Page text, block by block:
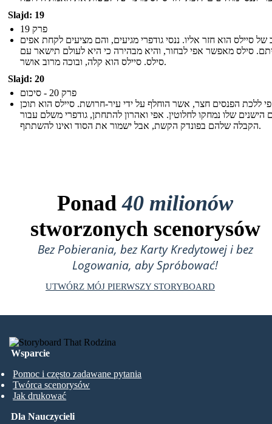
Slajd: 19
פרק 19
של סיילס הוא חזר אליו. ננסי גודפרי מגיעים, והם מציעים לקחת אפים
סילס מאפשר אפי לבחור, והיא מבהירה כי היא לעולם תישאר עם
סילס. סיילס הוא קלה, ובוכה מרוב אושר.
Slajd: 20
פרק 20 - סיכום
ללכת הפנסים חצר, אשר הוחלף על ידי עיר-חרושת. סיילס הוא תוכן
הישנים שלו נמחקו לחלוטין. אפי ואהרון להתחתן, גודפרי משלם עבור
הקבלה שלהם בפונדק הקשת, אבל ישמור את הסוד ואינו להשתתף.
Ponad40 milionów
stworzonych scenorysów
Bez Pobierania, bez Karty Kredytowej i bez
Logowania, aby Spróbować!
UTWÓRZ MÓJ PIERWSZY STORYBOARD
Wsparcie
Pomoc i często zadawane pytania
Twórca scenorysów
Jak drukować
Dla Nauczycieli